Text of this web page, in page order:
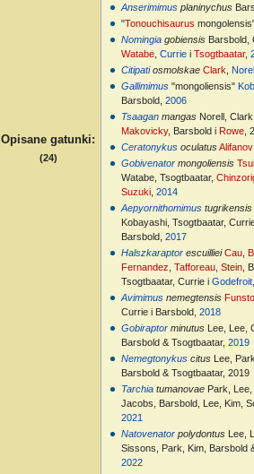
Opisane gatunki:
(24)
Anserimimus planinychus
"Tonouchisaurus
Nomingia gobiensis Barsbold,
Watabe ,Currie iTsogtbaatar,
Citipatiosmolskae Clark ,
Gallimimus "mongoliensis"
Barsbold,2006
Tsaagan mangas Norell,
Makovicky, Barsbold i Rowe ,
Ceratonykus oculatusAlifanov
Gobivenator mongoliensis
Watabe, Tsogtbaatar,
Suzuki ,2014
Aepyornithomimus tugrikensis
Kobayashi, Tsogtbaatar,
Barsbold,2017
Halszkaraptor escuilliei Cau
Fernandez ,Tafforeau ,Stein ,
Tsogtbaatar, Currie iGodefroit
Avimimus nemegtensis
Currie i Barsbold,2018
Gobiraptor minutus Lee, Lee,
Barsbold & Tsogtbaatar,2019
Nemegtonykus citus Lee,
Barsbold & Tsogtbaatar, 2019
Tarchia tumanovae Park,
Jacobs, Barsbold, Lee, Kim,
2021
Natovenator polydontus Lee,
Sissons, Park, Kim, Barsbold
2022